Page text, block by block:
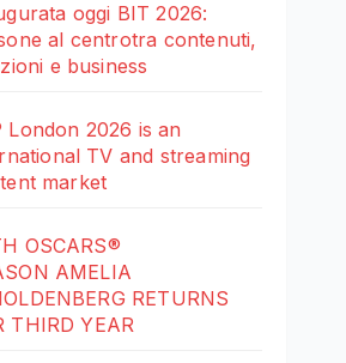
oggi BIT 2026:
al centrotra contenuti,
e business
London 2026 is an
TV and streaming
market
OSCARS®
AMELIA
RETURNS
THIRD YEAR